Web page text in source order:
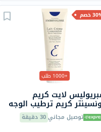
خصم
+1000 طلب
لايت كريم
كريم ترطيب الوجه
الاستخدامات 75 مل
توصيل مجاني30 دقيقة